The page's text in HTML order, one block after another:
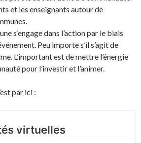
et les enseignants autour de
s’engage dans l’action par le biais
Peu importe s’il s’agit de
L’important est de mettre l’énergie
pour l’investir et l’animer.
par ici :